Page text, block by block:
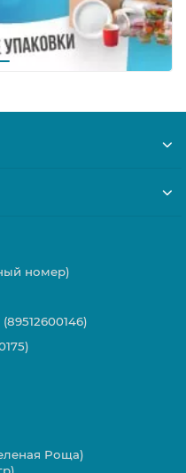
номер)
Роща)